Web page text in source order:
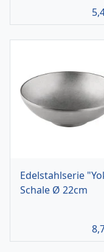
Edelstahlserie
Schale Ø 22cm